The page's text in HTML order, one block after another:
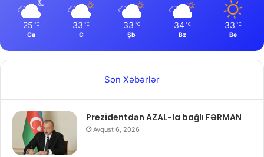
25 ℃
Ca
33 ℃
C
33 ℃
Şb
34 ℃
Bz
33 ℃
Be
Son Xəbərlər
Prezidentdən AZAL-la bağlı FƏRMAN
Avqust 6, 2026